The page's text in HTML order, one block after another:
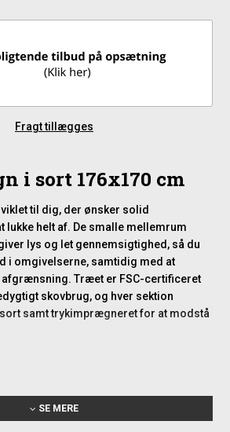
Fragt tillægges
i sort 176x170 cm
til dig, der ønsker solid
lukke helt af. De smalle mellemrum
lys og let gennemsigtighed, så du
i omgivelserne, samtidig med at
afgrænsning. Træet er FSC-certificeret
skovbrug, og hver sektion
samt trykimprægneret for at modstå
mange typer udemiljøer, hvor der ønskes
beskytter og samtidig virker let i
SE MERE